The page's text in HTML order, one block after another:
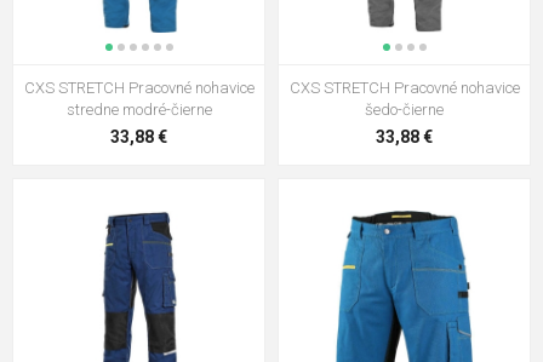
CXS STRETCH Pracovné nohavice
stredne modré-čierne
33,88 €
CXS STRETCH Pracovné nohavice
šedo-čierne
33,88 €